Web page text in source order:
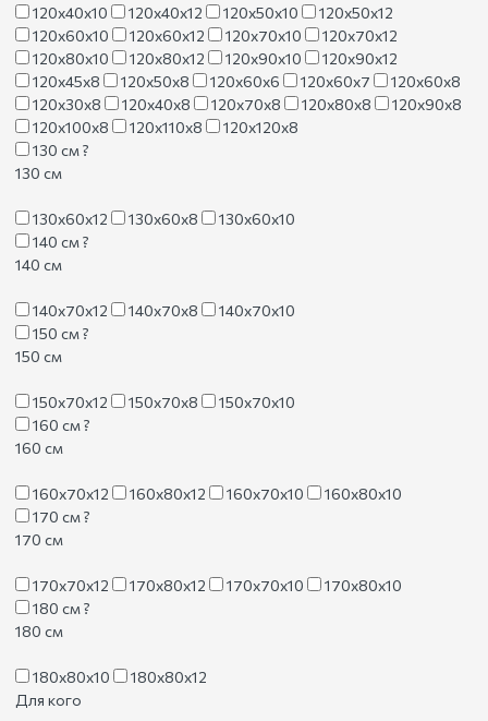
120х40х10
120х40х12 120х50х10
120х50х12
120х60х10
120х60х12 120х70х10
120х70х12
120х80х10
120х80х12 120х90х10
120х90х12
120х45х8
120х50х8 120х60х6 120х60х7
120х60х8
120х30х8
120х40х8 120х70х8 120х80х8
120х90х8
120х100х8
120х110х8
120х120х8
130 см?
130 см
130х60х12 130х60х8
130х60х10
140 см?
140 см
140х70х12 140х70х8
140х70х10
150 см?
150 см
150х70х12 150х70х8
150х70х10
160 см?
160 см
160х70х12 160х80х12 160х70х10
160х80х10
170 см?
170 см
170х70х12 170х80х12 170х70х10
170х80х10
180 см?
180 см
180х80х10
180х80х12
Для кого